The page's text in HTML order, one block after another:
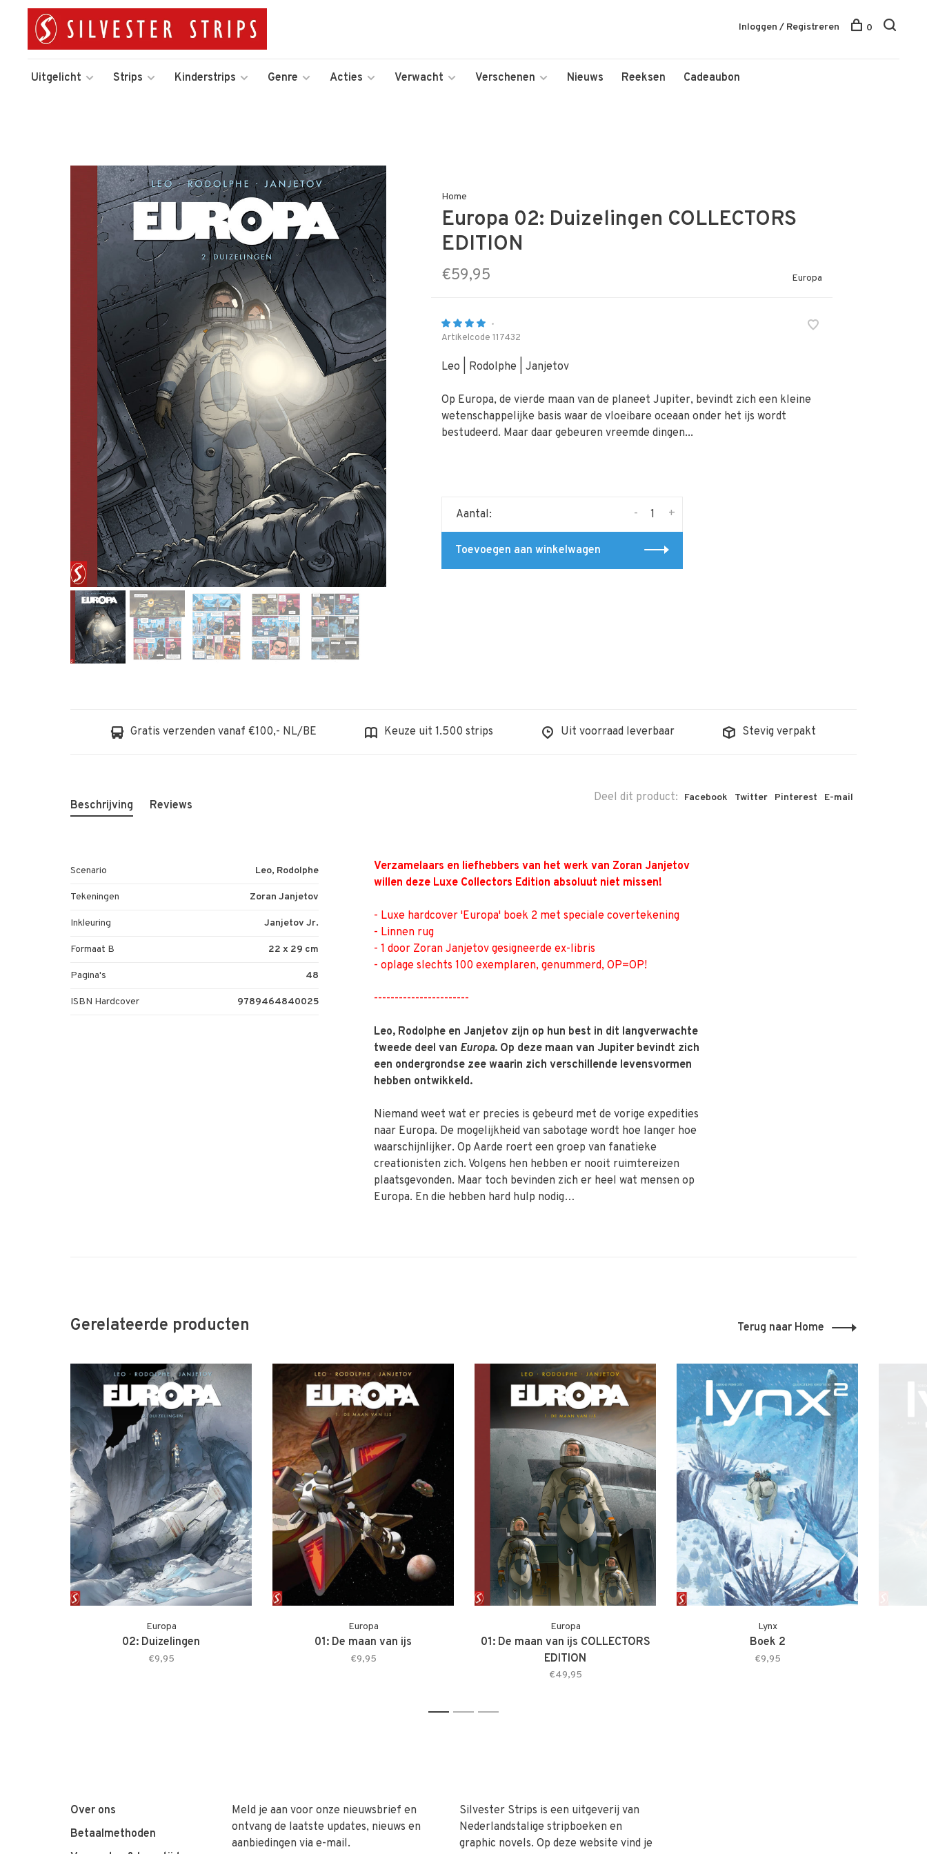
Uitgelicht Strips Kinderstrips Genre Acties Verwacht Verschenen Nieuws Reeksen Cadeaubon
Inloggen / Registreren 0
Home
Europa 02: Duizelingen COLLECTORS
EDITION
€59,95 Europa
•
Artikelcode 117432
Leo | Rodolphe | Janjetov
Op Europa, de vierde maan van de planeet Jupiter, bevindt zich een kleine
wetenschappelijke basis waar de vloeibare oceaan onder het ijs wordt
bestudeerd. Maar daar gebeuren vreemde dingen...
Aantal: +
-
Toevoegen aan winkelwagen
Gratis verzenden vanaf €100,- NL/BE Keuze uit 1.500 strips Uit voorraad leverbaar Stevig verpakt
Deel dit product: Facebook Twitter Pinterest E-mail
Beschrijving Reviews
Scenario Leo, Rodolphe
Tekeningen Zoran Janjetov
Inkleuring Janjetov Jr.
Formaat B 22 x 29 cm
Pagina's 48
ISBN Hardcover 9789464840025
Verzamelaars en liefhebbers van het werk van Zoran Janjetov
willen deze Luxe Collectors Edition ­absoluut niet missen!
- Luxe hardcover 'Europa' boek 2 met speciale covertekening
- Linnen rug
- 1 door Zoran Janjetov gesigneerde ex-libris
- oplage slechts 100 exemplaren, genummerd, OP=OP!
-----------------------
Leo, Rodolphe en Janjetov zijn op hun best in dit langverwachte
tweede deel van Europa. Op deze maan van Jupiter bevindt zich
een ondergrondse zee waarin zich verschillende levensvormen
hebben ontwikkeld.
Niemand weet wat er precies is gebeurd met de vorige expedities
naar Europa. De mogelijkheid van sabotage wordt hoe langer hoe
waarschijnlijker. Op Aarde roert een groep van fanatieke
creationisten zich. Volgens hen hebben er nooit ruimtereizen
plaatsgevonden. Maar toch bevinden zich er heel wat mensen op
Europa. En die hebben hard hulp nodig…
Gerelateerde producten Terug naar Home
Europa
02: Duizelingen
€9,95
Europa
01: De maan van ijs
€9,95
Europa
01: De maan van ijs COLLECTORS
EDITION
€49,95
Lynx
Boek 2
€9,95
1 2 3
Over ons
Betaalmethoden
Meld je aan voor onze nieuwsbrief en
ontvang de laatste updates, nieuws en
aanbiedingen via e-mail.
Silvester Strips is een uitgeverij van
Nederlandstalige stripboeken en
graphic novels. Op deze website vind je